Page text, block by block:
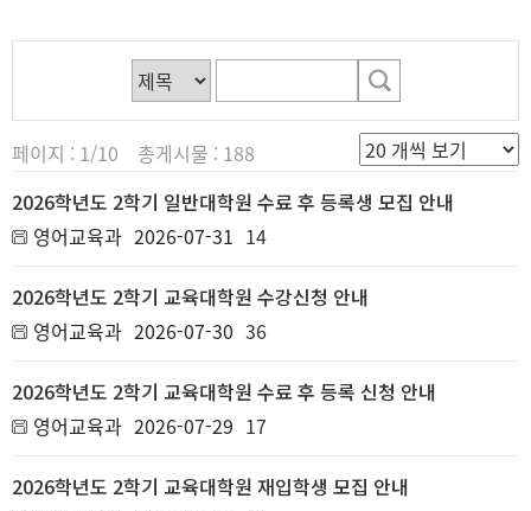
페이지 : 1/10 총게시물 : 188
2026학년도 2학기 일반대학원 수료 후 등록생 모집 안내
영어교육과 2026-07-31 14
2026학년도 2학기 교육대학원 수강신청 안내
영어교육과 2026-07-30 36
2026학년도 2학기 교육대학원 수료 후 등록 신청 안내
영어교육과 2026-07-29 17
2026학년도 2학기 교육대학원 재입학생 모집 안내